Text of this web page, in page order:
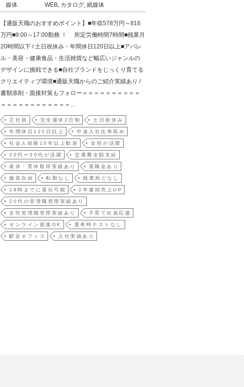
媒体
WEB, カタログ, 紙媒体
【通販天職のおすすめポイント】■年収578万円～816
万円■9:00～17:00勤務 ！ 所定労働時間7時間■残業月
20時間以下 / 土日祝休み・年間休日120日以上■アパレ
ル・美容・健康食品・生活雑貨など幅広いジャンルの
デザインに挑戦できる■自社ブランドをじっくり育てる
クリエイティブ環境■通販天職からのご紹介実績あり /
書類添削・面接対策もフォロー＝＝＝＝＝＝＝＝＝＝
＝＝＝＝＝＝＝＝＝＝＝＝…
正社員 完全週休2日制 土日祝休み
年間休日120日以上 中途入社比率高め
社会人経験10年以上歓迎 女性が活躍
20代〜30代が活躍 交通費全額支給
産休・育休取得実績あり 退職金あり
服装自由 転勤なし 残業殆どなし
18時までに退社可能 2年連続売上UP
20代の管理職登用実績あり
女性管理職登用実績あり 子育て社員応援
オンライン面接OK 選考時テストなし
駅近オフィス 入社実績あり